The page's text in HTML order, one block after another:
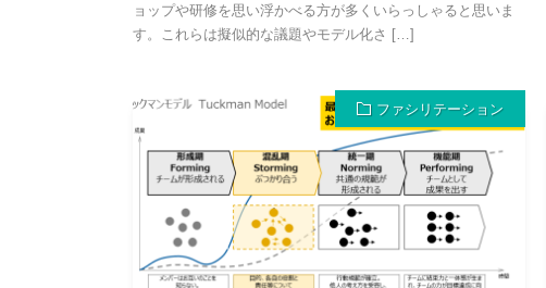
ョップや研修を思い浮かべる方が多くいらっしゃると思いま
す。これらは擬似的な議題やモデル化さ […]
ファシリテーション